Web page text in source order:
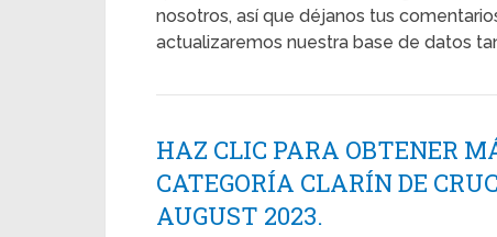
nosotros, así que déjanos tus
actualizaremos nuestra base de datos
HAZ CLIC PARA OBTENER
CATEGORÍA CLARÍN DE
AUGUST 2023.